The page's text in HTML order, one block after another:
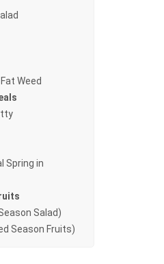
Weed
Spring in
Salad)
Season Fruits)